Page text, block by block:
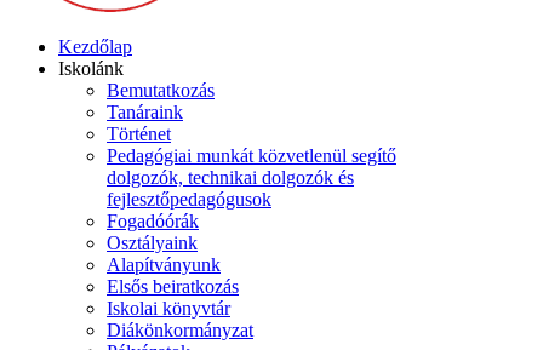
Kezdőlap
Iskolánk
Bemutatkozás
Tanáraink
Történet
Pedagógiai munkát közvetlenül segítő
dolgozók, technikai dolgozók és
fejlesztőpedagógusok
Fogadóórák
Osztályaink
Alapítványunk
Elsős beiratkozás
Iskolai könyvtár
Diákönkormányzat